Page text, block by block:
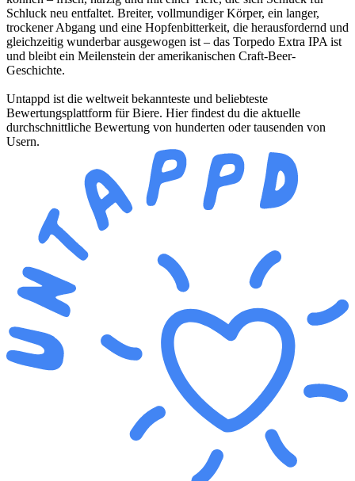
Schluck neu entfaltet. Breiter, vollmundiger Körper, ein langer,
trockener Abgang und eine Hopfenbitterkeit, die herausfordernd und
gleichzeitig wunderbar ausgewogen ist – das Torpedo Extra IPA ist
und bleibt ein Meilenstein der amerikanischen Craft-Beer-
Geschichte.
Untappd ist die weltweit bekannteste und beliebteste
Bewertungsplattform für Biere. Hier findest du die aktuelle
durchschnittliche Bewertung von hunderten oder tausenden von
Usern.